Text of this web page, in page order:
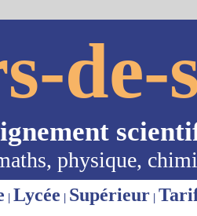
de-
physique,
| Lycée | Supérieur |